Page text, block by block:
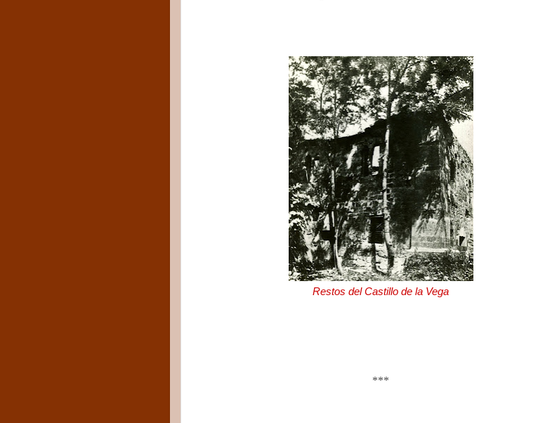
Restos del Castillo de la Vega
***